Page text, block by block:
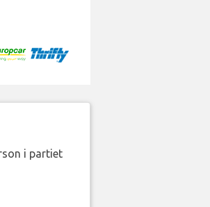
i partiet